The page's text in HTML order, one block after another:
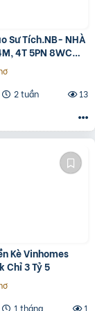
Sư Tích.NB- NHÀ
4T 5PN 8WC
GỖ ĐỎ
2 tuần
13
Kè Vinhomes
Chỉ 3 Tỷ 5
1 tháng
1